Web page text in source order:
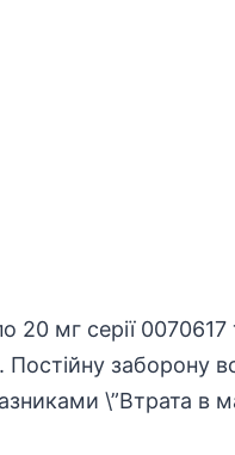
мг серії 0070617
заборону
\”Втрата в